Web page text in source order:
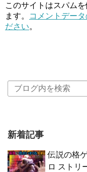
このサイトはスパム
ます。
コメントデー
ださい。
新着記事
伝説の格
ロ ストリ